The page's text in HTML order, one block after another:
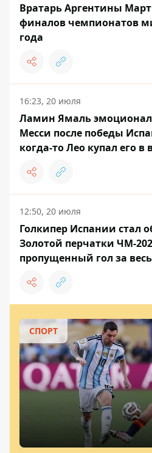
Вратарь Аргентины
финалов чемпионатов
года
16:23, 20 июля
Ламин Ямаль
Месси после победы
когда-то Лео купал его в
12:50, 20 июля
Голкипер Испании стал
Золотой перчатки ЧМ-
пропущенный гол за
СПОРТ